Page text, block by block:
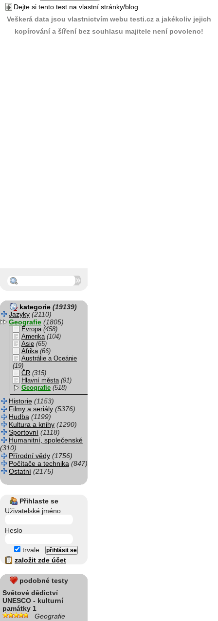
Dejte si tento test na vlastní stránky/blog
Veškerá data jsou vlastnictvím webu testi.cz a jakékoliv jejich
kopírování a šíření bez souhlasu majitele není povoleno!
kategorie (19139)
Jazyky (2110)
Geografie (1805)
Evropa (458)
Amerika (104)
Asie (65)
Afrika (66)
Austrálie a Oceánie
(19)
ČR (315)
Hlavní města (91)
Geografie (518)
Historie (1153)
Filmy a seriály (5376)
Hudba (1199)
Kultura a knihy (1290)
Sportovní (1118)
Humanitní, společenské
(310)
Přírodní vědy (1756)
Počítače a technika (847)
Ostatní (2175)
Přihlaste se
Uživatelské jméno
Heslo
trvale
založit zde účet
podobné testy
Světové dědictví
UNESCO - kulturní
památky 1
Geografie